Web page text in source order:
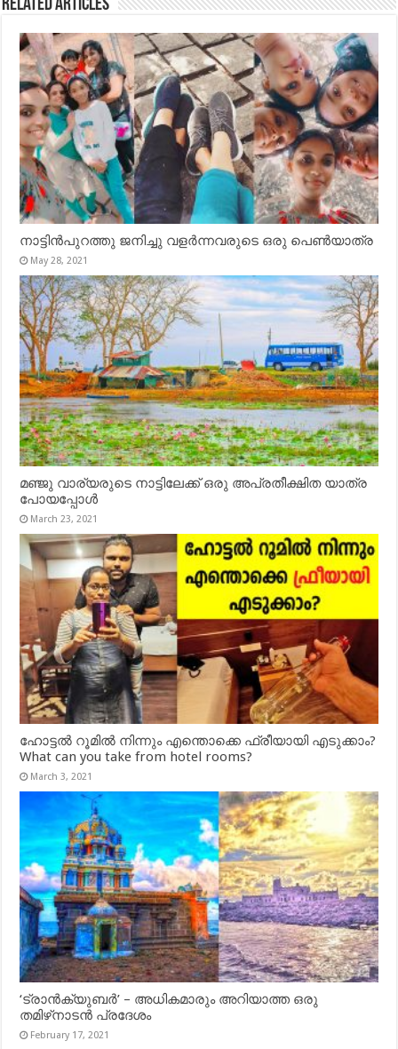
Related Articles
നാട്ടിൻപുറത്തു ജനിച്ചു വളർന്നവരുടെ ഒരു പെൺയാത്ര
May 28, 2021
മഞ്ജു വാര്യരുടെ നാട്ടിലേക്ക് ഒരു അപ്രതീക്ഷിത യാത്ര
പോയപ്പോൾ
March 23, 2021
ഹോട്ടൽ റൂമിൽ നിന്നും എന്തൊക്കെ ഫ്രീയായി എടുക്കാം?
What can you take from hotel rooms?
March 3, 2021
‘ട്രാൻക്യുബർ’ – അധികമാരും അറിയാത്ത ഒരു
തമിഴ്‌നാടൻ പ്രദേശം
February 17, 2021